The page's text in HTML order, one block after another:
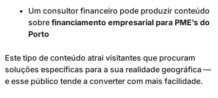
Um consultor financeiro pode produzir conteúdo
sobre financiamento empresarial para PME’s do
Porto
Este tipo de conteúdo atrai visitantes que procuram
soluções específicas para a sua realidade geográfica —
e esse público tende a converter com mais facilidade.